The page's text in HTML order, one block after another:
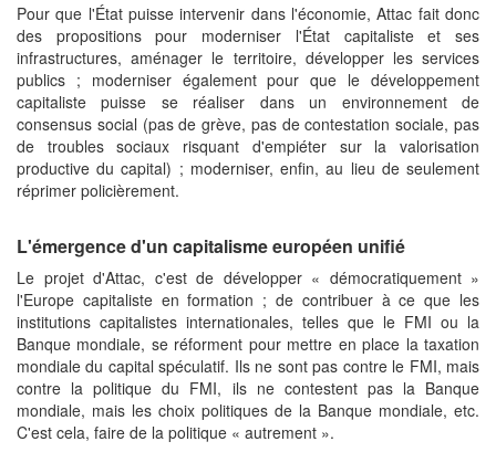
Pour que l'État puisse intervenir dans l'économie, Attac fait donc
des propositions pour moderniser l'État capitaliste et ses
infrastructures, aménager le territoire, développer les services
publics ; moderniser également pour que le développement
capitaliste puisse se réaliser dans un environnement de
consensus social (pas de grève, pas de contestation sociale, pas
de troubles sociaux risquant d'empiéter sur la valorisation
productive du capital) ; moderniser, enfin, au lieu de seulement
réprimer policièrement.
L'émergence d'un capitalisme européen unifié
Le projet d'Attac, c'est de développer « démocratiquement »
l'Europe capitaliste en formation ; de contribuer à ce que les
institutions capitalistes internationales, telles que le FMI ou la
Banque mondiale, se réforment pour mettre en place la taxation
mondiale du capital spéculatif. Ils ne sont pas contre le FMI, mais
contre la politique du FMI, ils ne contestent pas la Banque
mondiale, mais les choix politiques de la Banque mondiale, etc.
C'est cela, faire de la politique « autrement ».